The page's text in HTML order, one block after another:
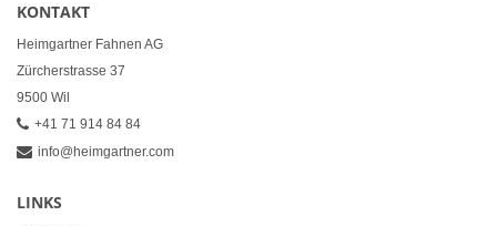
KONTAKT
Heimgartner Fahnen AG
Zürcherstrasse 37
9500 Wil
+41 71 914 84 84
info@heimgartner.com
LINKS